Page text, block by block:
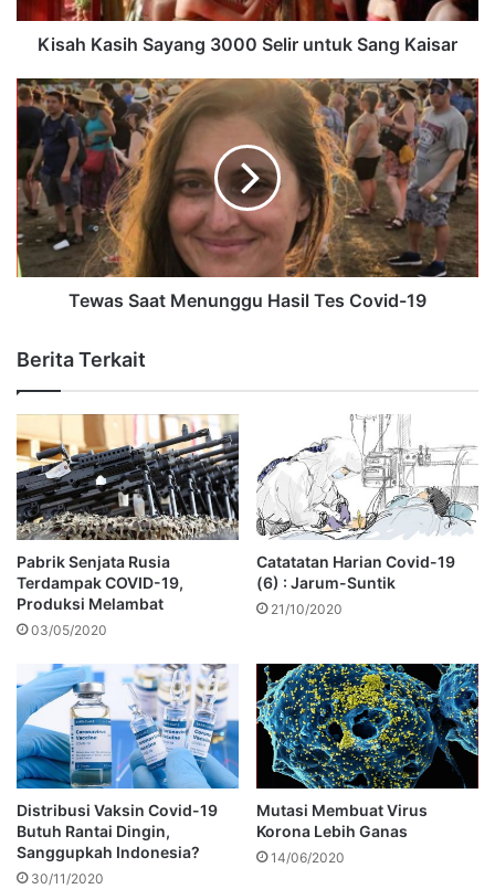
Kisah Kasih Sayang 3000 Selir untuk Sang Kaisar
Tewas Saat Menunggu Hasil Tes Covid-19
Berita Terkait
Pabrik Senjata Rusia
Terdampak COVID-19,
Produksi Melambat
03/05/2020
Catatatan Harian Covid-19
(6) : Jarum-Suntik
21/10/2020
Distribusi Vaksin Covid-19
Butuh Rantai Dingin,
Sanggupkah Indonesia?
30/11/2020
Mutasi Membuat Virus
Korona Lebih Ganas
14/06/2020